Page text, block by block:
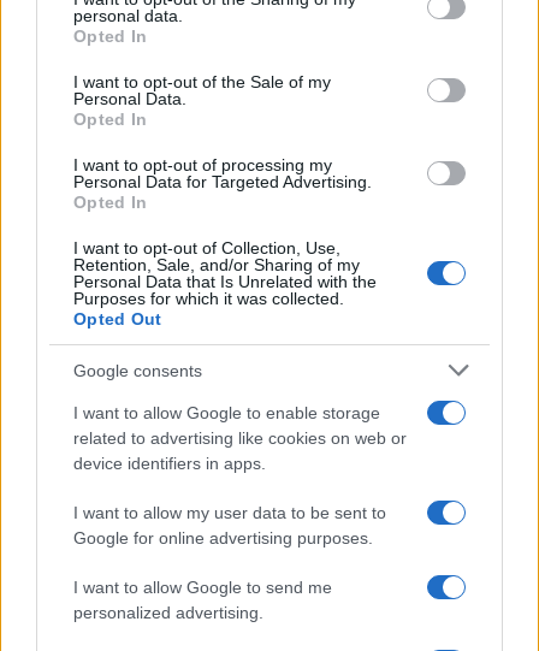
grant or deny consent to Google and its third-party tags to
use your data for below specified purposes in below Google
consent section.
personal data.
Opted In
I want to opt-out of the Sale of my
Personal Data.
Opted In
I want to opt-out of processing my
Personal Data for Targeted Advertising.
Opted In
I want to opt-out of Collection, Use,
Retention, Sale, and/or Sharing of my
Personal Data that Is Unrelated with the
Purposes for which it was collected.
Opted Out
Google consents
I want to allow Google to enable storage
related to advertising like cookies on web or
device identifiers in apps.
I want to allow my user data to be sent to
Google for online advertising purposes.
I want to allow Google to send me
personalized advertising.
costi partono da circa 23 euro.
METEO ROMA – CAMBIA TUTTO
Precedente
Meteo Roma – La
primavera può
attendere: in
arrivo maltempo e
freddo
Successiva
Quadraro:
inquirenti al lavoro
sulla pista
camorristica